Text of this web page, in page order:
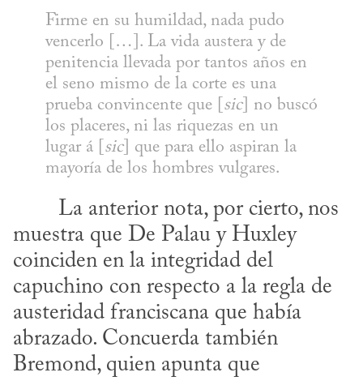
Firme en su humildad, nada pudo
vencerlo […]. La vida austera y de
penitencia llevada por tantos años en
el seno mismo de la corte es una
prueba convincente que [ sic] no buscó
los placeres, ni las riquezas en un
lugar á [ sic] que para ello aspiran la
mayoría de los hombres vulgares.
muestra que De Palau y Huxley
coinciden en la integridad del
capuchino con respecto a la regla de
austeridad franciscana que había
abrazado. Concuerda también
Bremond, quien apunta que